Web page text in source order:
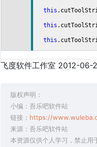
this
this
this
飞度软件工作室 2012-06-
版权声明：
小编：吾乐吧软件站
链接： https://
来源：吾乐吧软件站
本资源仅供个人学习，禁止用